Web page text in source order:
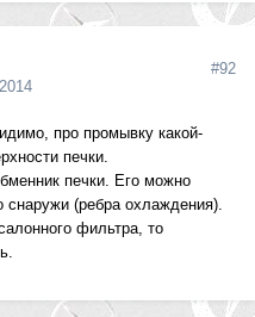
#92
про промывку какой-
печки.
печки. Его можно
снаружи (ребра охлаждения).
фильтра, то